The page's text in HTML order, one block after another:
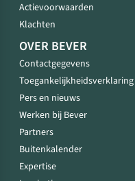
Actievoorwaarden
Klachten
OVER BEVER
Contactgegevens
Toegankelijkheidsverklaring
Pers en nieuws
Werken bij Bever
Partners
Buitenkalender
Expertise